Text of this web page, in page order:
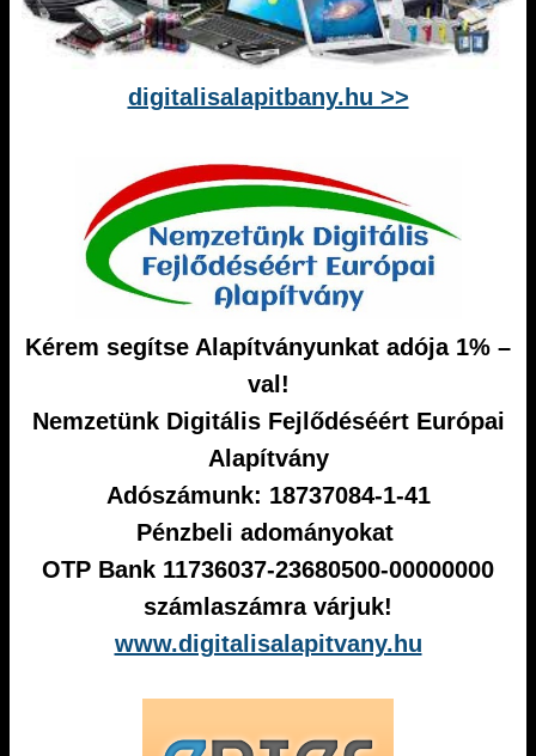
digitalisalapitbany.hu >>
Kérem segítse Alapítványunkat adója 1% –
val!
Nemzetünk Digitális Fejlődéséért Európai
Alapítvány
Adószámunk: 18737084-1-41
Pénzbeli adományokat
OTP Bank 11736037-23680500-00000000
számlaszámra várjuk!
www.digitalisalapitvany.hu